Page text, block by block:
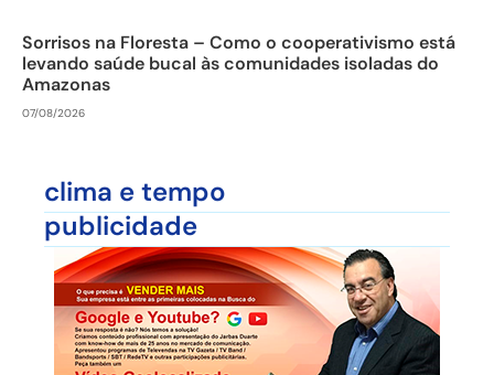
Sorrisos na Floresta – Como o cooperativismo está
levando saúde bucal às comunidades isoladas do
Amazonas
07/08/2026
clima e tempo
publicidade